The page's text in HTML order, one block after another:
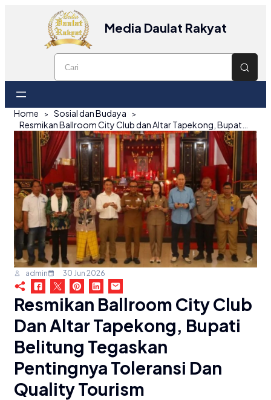
Media Daulat Rakyat
Home
Sosial dan Budaya
admin 30 Jun 2026
Resmikan Ballroom City Club
Dan Altar Tapekong, Bupati
Belitung Tegaskan
Pentingnya Toleransi Dan
Quality Tourism